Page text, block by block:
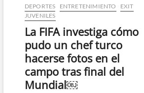
llorar”,
piden
argentinos
tras
las
quejas
por
final
del
DEPORTES ENTRETENIMIENTO
EXIT
JUVENILES
La FIFA investiga cómo
pudo un chef turco
hacerse fotos en el
campo tras final del
Mundial￼